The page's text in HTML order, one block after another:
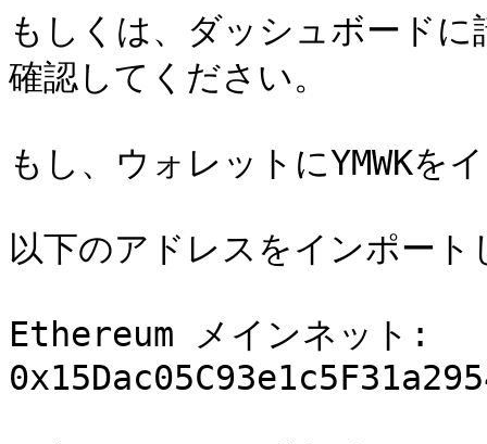
もしくは、ダッシュボードに
確認してください。
もし、ウォレットにYMWKを
以下のアドレスをインポー
Ethereum メインネット: